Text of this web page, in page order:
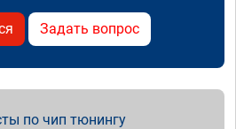
Задать вопрос
по чип тюнингу